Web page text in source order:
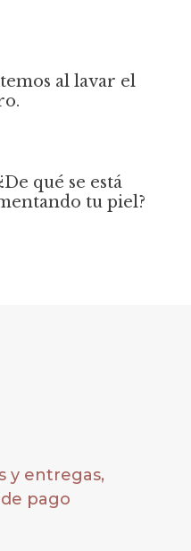
al lavar el
¿De qué se está
tu piel?
y entregas,
pago